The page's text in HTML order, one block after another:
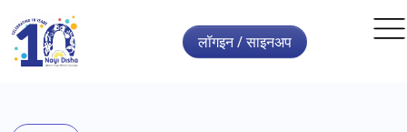
Skip to main content
लॉगइन / साइनअप